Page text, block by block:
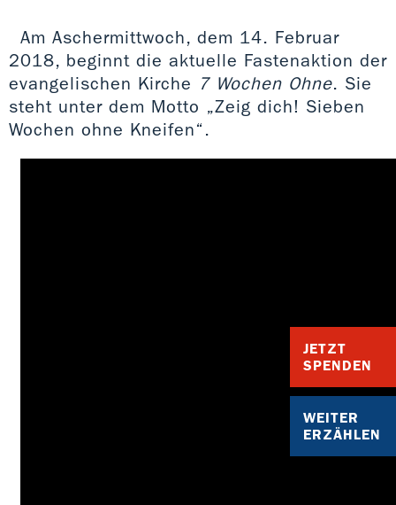
JETZT
SPENDEN
WEITER
ERZÄHLEN
Am Aschermittwoch, dem 14. Februar
2018, beginnt die aktuelle Fastenaktion der
evangelischen Kirche 7 Wochen Ohne. Sie
steht unter dem Motto „Zeig dich! Sieben
Wochen ohne Kneifen“.